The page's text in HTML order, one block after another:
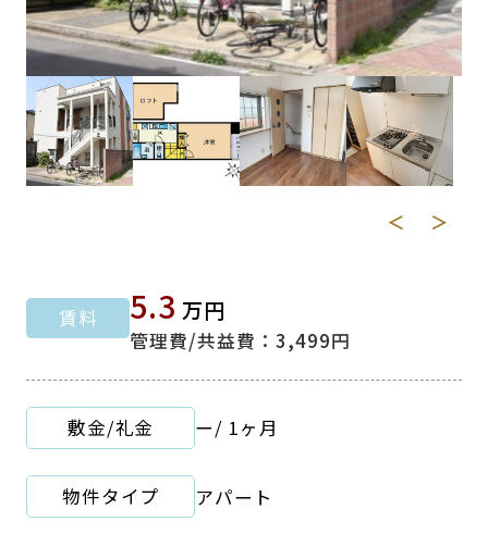
＜ ＞
賃料 5.3 万円
管理費/共益費：3,499円
敷金/礼金 ー/ 1ヶ月
物件タイプ アパート